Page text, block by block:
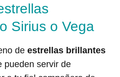
Sirius o Vega
de estrellas brillantes
pueden servir de